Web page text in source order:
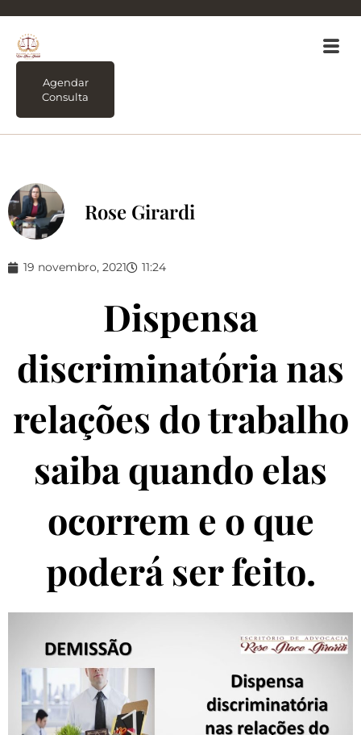
Agendar
Consulta
Rose Girardi
19 novembro, 2021 11:24
Dispensa
discriminatória nas
relações do trabalho
saiba quando elas
ocorrem e o que
poderá ser feito.